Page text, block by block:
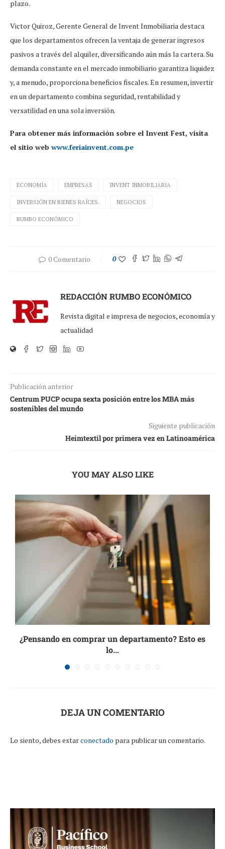
plazo.
Victor Quiroz, Gerente General de Invent Inmobiliaria destaca
que los departamentos ofrecen la ventaja de generar ingresos
pasivos a través del alquiler, diversificando aún más la cartera. Su
demanda constante en el mercado inmobiliario garantiza liquidez
y, a menudo, proporciona beneficios fiscales. En resumen, invertir
en un departamento combina seguridad, rentabilidad y
versatilidad en una sola inversión.
Para obtener más información sobre el Invent Fest, visita
el sitio web www.feriainvent.com.pe
ECONOMÍA EMPRESAS INVENT INMOBILIARIA
INVERSIÓN EN BIENES RAÍCES. NEGOCIOS
RUMBO ECONÓMICO
0 Comentario 0
REDACCIÓN RUMBO ECONÓMICO
Revista digital e impresa de negocios, economía y
actualidad
Publicación anterior
Centrum PUCP ocupa sexta posición entre los MBA más
sostenibles del mundo
Siguiente publicación
Heimtextil por primera vez en Latinoamérica
YOU MAY ALSO LIKE
¿Pensando en comprar un departamento? Esto es
lo...
DEJA UN COMENTARIO
Lo siento, debes estarconectado para publicar un comentario.